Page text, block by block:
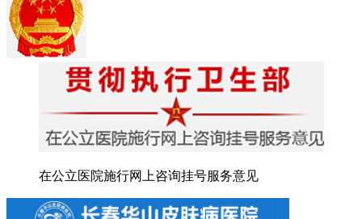
在公立医院施行网上咨询挂号服务意见